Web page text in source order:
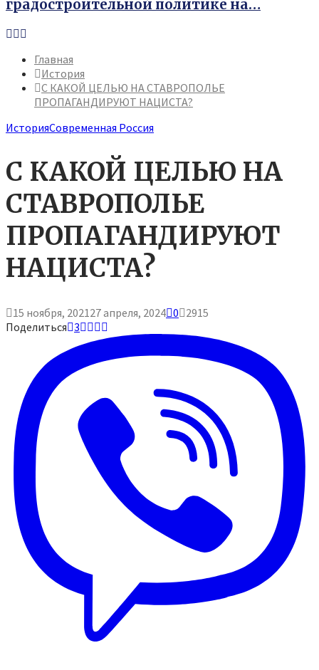
градостроительной политике на…
Youtube
Vk
Главная
История
С КАКОЙ ЦЕЛЬЮ НА СТАВРОПОЛЬЕ
ПРОПАГАНДИРУЮТ НАЦИСТА?
ИсторияСовременная Россия
С КАКОЙ ЦЕЛЬЮ НА
СТАВРОПОЛЬЕ
ПРОПАГАНДИРУЮТ
НАЦИСТА?
15 ноября, 2021 27 апреля, 2024 0 2915
Поделиться 3